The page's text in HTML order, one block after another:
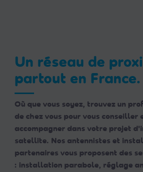
Un réseau de
partout en France.
Où que vous soyez, trouvez un
de chez vous pour vous conseiller
accompagner dans votre projet
satellite. Nos antennistes et
partenaires vous proposent des
: installation parabole, réglage